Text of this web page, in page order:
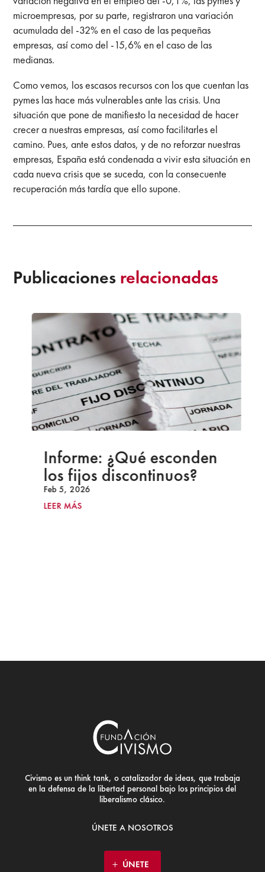
microempresas, por su parte, registraron una variación
acumulada del -32% en el caso de las pequeñas
empresas, así como del -15,6% en el caso de las
medianas.
Como vemos, los escasos recursos con los que cuentan las
pymes las hace más vulnerables ante las crisis. Una
situación que pone de manifiesto la necesidad de hacer
crecer a nuestras empresas, así como facilitarles el
camino. Pues, ante estos datos, y de no reforzar nuestras
empresas, España está condenada a vivir esta situación en
cada nueva crisis que se suceda, con la consecuente
recuperación más tardía que ello supone.
Publicaciones relacionadas
Informe: ¿Qué esconden
los fijos discontinuos?
Feb 5, 2026
LEER MÁS
Civismo es un think tank, o catalizador de ideas, que trabaja
en la defensa de la libertad personal bajo los principios del
liberalismo clásico.
ÚNETE A NOSOTROS
ÚNETE